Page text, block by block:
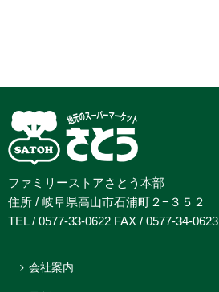
ファミリーストアさとう本部
住所 / 岐阜県高山市石浦町２−３５２
TEL / 0577-33-0622 FAX / 0577-34-0623
会社案内